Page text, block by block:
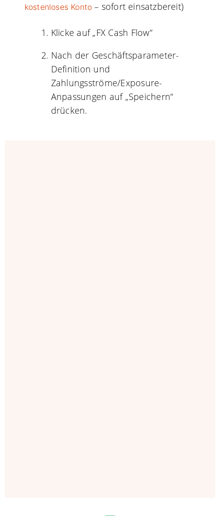
kostenloses Konto – sofort einsatzbereit)
Klicke auf „FX Cash Flow“
Nach der Geschäftsparameter-
Definition und
Zahlungsströme/Exposure-
Anpassungen auf „Speichern“
drücken.